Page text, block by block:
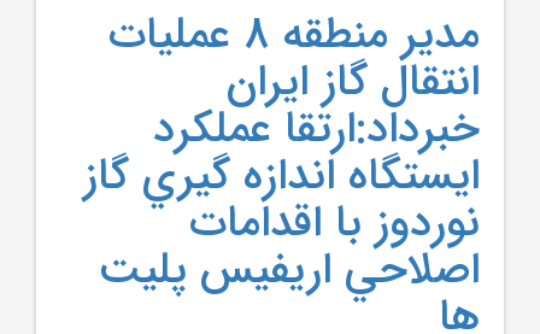
مدير منطقه 8 عمليات
انتقال گاز ايران
خبرداد:ارتقا عملكرد
ايستگاه اندازه گيري گاز
نوردوز با اقدامات
اصلاحي اريفيس پليت
ها